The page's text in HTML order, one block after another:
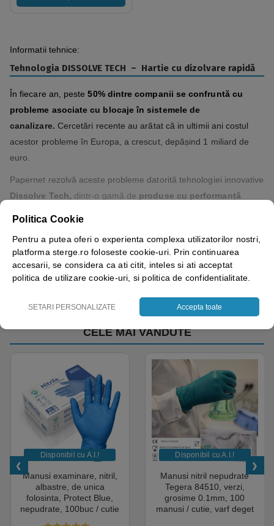
Informatii tehnice:
Tehnologia DISSOLVE TECH – Hartie cu dizolvare rapidă
În fiecare an, peste50% dintre companii se confruntă cu
probleme asociate cu blocaje în sistemele de
canalizare. Cercetări recente au arătat că in ultimii ani costul
acestor probleme în Europa, a crescut, depășind 1 miliard de
euro.
Papernet rezolvă aceste probleme datorită tehnologiei innovative
Dissolve Tech, dintr-o gamă de produse cu performanță
dissolve tech-2
Vezi mai mult ⬇
CELE MAI VANDUTE
Disponibil cu A.I.​!
Manusi examinare, nitril,
albastre, de unica
folosinta, Protect Blue,
nepudrate, 100buc / cutie
Disponibil cu A.I.​!
Manusi nitril nepudrate
Tegera 84510, verzi,
grosime 0.1mm, 100
manusi / cutie, varf deget
Politica Cookie
Pentru a putea oferi o experienta complexa utilizatorilor nostri,
platforma sterge.ro foloseste cookie-uri. Prin continuarea
accesarii, se considera ca ati citit, inteles si ati acceptat
politica de utilizare cookie-uri, si politica de confidentialitate.
SETARI PERSONALIZATE Accepta toate